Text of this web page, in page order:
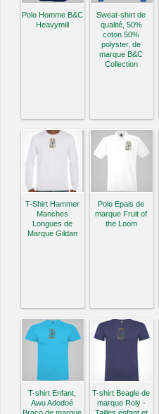
Polo Homme B&C
Heavymill
Sweat-shirt de
qualité, 50%
coton 50%
polyster, de
marque B&C
Collection
T-Shirt Hammer
Manches
Longues de
Marque Gildan
Polo Epais de
marque Fruit of
the Loom
T-shirt Enfant,
Awu Adodoé
T-shirt Beagle de
marque Roly -